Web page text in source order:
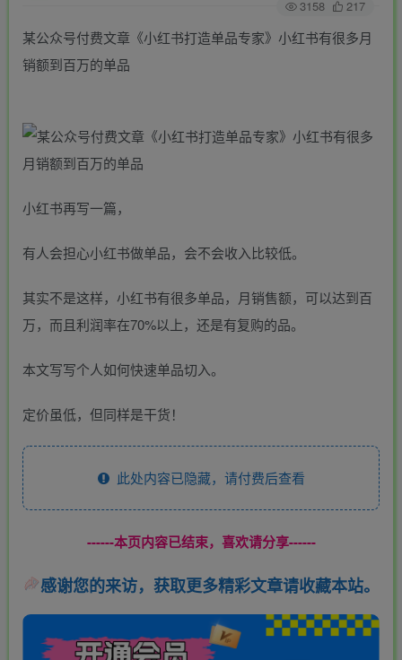
3158 217
某公众号付费文章《小红书打造单品专家》小红书有很多月
销额到百万的单品
小红书再写一篇，
有人会担心小红书做单品，会不会收入比较低。
其实不是这样，小红书有很多单品，月销售额，可以达到百
万，而且利润率在70%以上，还是有复购的品。
本文写写个人如何快速单品切入。
定价虽低，但同样是干货！
此处内容已隐藏，请付费后查看
------本页内容已结束，喜欢请分享------
感谢您的来访，获取更多精彩文章请收藏本站。